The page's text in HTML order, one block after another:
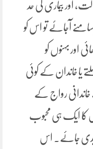
اور بیماری کی حد
سامنے آجائے تو اس کو
اور بہنوں کو
خاندان کے کوئی
رواج کے
کا ایک ہی محبوب
جائے۔ اس